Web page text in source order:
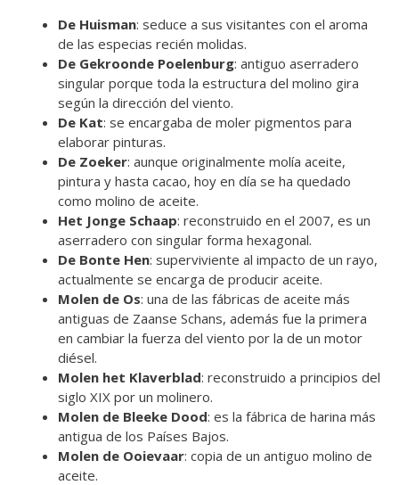
De Huisman: seduce a sus visitantes con el aroma
de las especias recién molidas.
De Gekroonde Poelenburg: antiguo aserradero
singular porque toda la estructura del molino gira
según la dirección del viento.
De Kat: se encargaba de moler pigmentos para
elaborar pinturas.
De Zoeker: aunque originalmente molía aceite,
pintura y hasta cacao, hoy en día se ha quedado
como molino de aceite.
Het Jonge Schaap: reconstruido en el 2007, es un
aserradero con singular forma hexagonal.
De Bonte Hen: superviviente al impacto de un rayo,
actualmente se encarga de producir aceite.
Molen de Os: una de las fábricas de aceite más
antiguas de Zaanse Schans, además fue la primera
en cambiar la fuerza del viento por la de un motor
diésel.
Molen het Klaverblad: reconstruido a principios del
siglo XIX por un molinero.
Molen de Bleeke Dood: es la fábrica de harina más
antigua de los Países Bajos.
Molen de Ooievaar: copia de un antiguo molino de
aceite.